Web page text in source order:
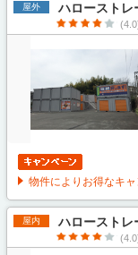
屋外 ハローストレ
物件によりお得なキ
屋内 ハローストレ